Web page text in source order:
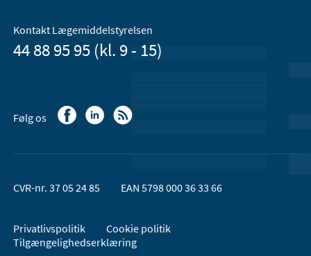
Kontakt Lægemiddelstyrelsen
44 88 95 95 (kl. 9 - 15)
Følg os
CVR-nr. 37 05 24 85 EAN 5798 000 36 33 66
Privatlivspolitik
Cookie politik
Tilgængelighedserklæring